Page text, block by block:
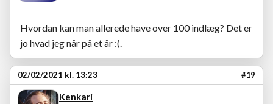
Hvordan kan man allerede have over 100 indlæg? Det er
jo hvad jeg når på et år :(.
02/02/2021 kl. 13:23 #19
Kenkari